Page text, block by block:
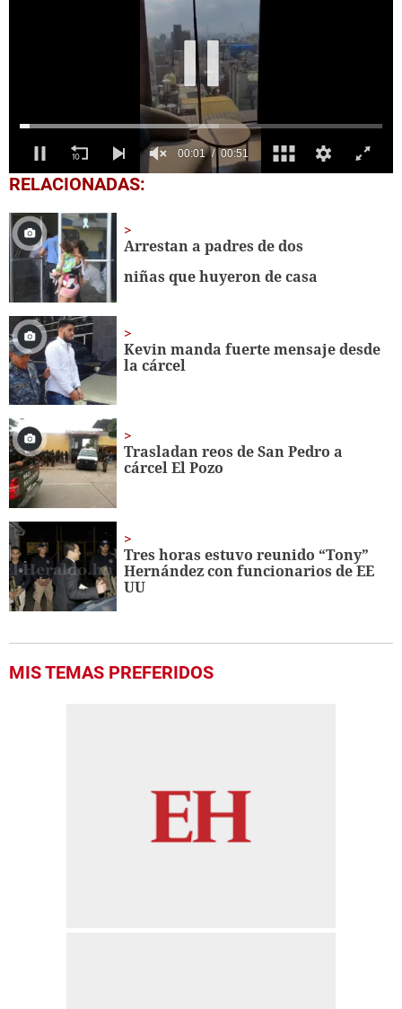
0
seconds
51
seconds
RELACIONADAS:
Arrestan a padres de dos
niñas que huyeron de casa
Kevin manda fuerte mensaje desde
la cárcel
Trasladan reos de San Pedro a
cárcel El Pozo
Tres horas estuvo reunido “Tony”
Hernández con funcionarios de EE
UU
MIS TEMAS PREFERIDOS